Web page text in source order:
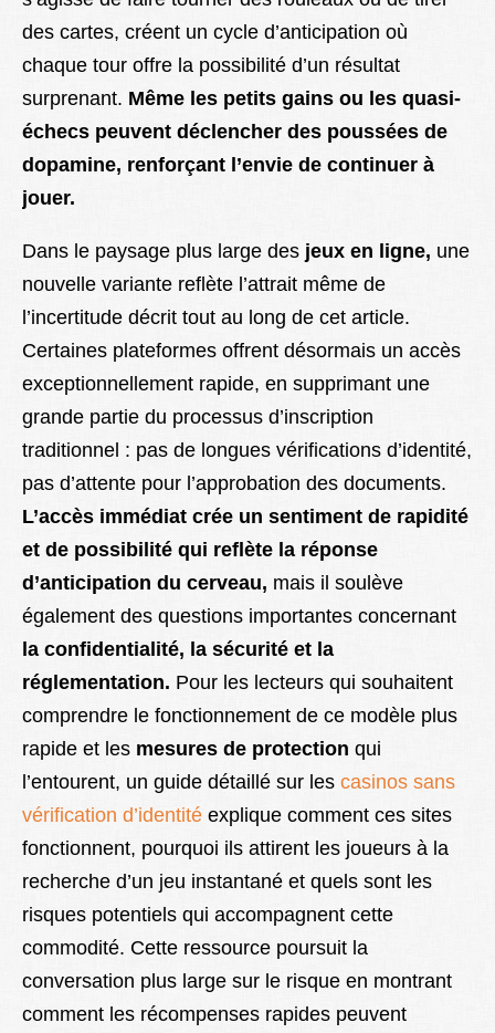
des cartes, créent un cycle d’anticipation où
chaque tour offre la possibilité d’un résultat
surprenant. Même les petits gains ou les quasi-
échecs peuvent déclencher des poussées de
dopamine, renforçant l’envie de continuer à
jouer.
Dans le paysage plus large des jeux en ligne, une
nouvelle variante reflète l’attrait même de
l’incertitude décrit tout au long de cet article.
Certaines plateformes offrent désormais un accès
exceptionnellement rapide, en supprimant une
grande partie du processus d’inscription
traditionnel : pas de longues vérifications d’identité,
pas d’attente pour l’approbation des documents.
L’accès immédiat crée un sentiment de rapidité
et de possibilité qui reflète la réponse
d’anticipation du cerveau, mais il soulève
également des questions importantes concernant
la confidentialité, la sécurité et la
réglementation. Pour les lecteurs qui souhaitent
comprendre le fonctionnement de ce modèle plus
rapide et les mesures de protection qui
l’entourent, un guide détaillé sur les casinos sans
vérification d’identité explique comment ces sites
fonctionnent, pourquoi ils attirent les joueurs à la
recherche d’un jeu instantané et quels sont les
risques potentiels qui accompagnent cette
commodité. Cette ressource poursuit la
conversation plus large sur le risque en montrant
comment les récompenses rapides peuvent